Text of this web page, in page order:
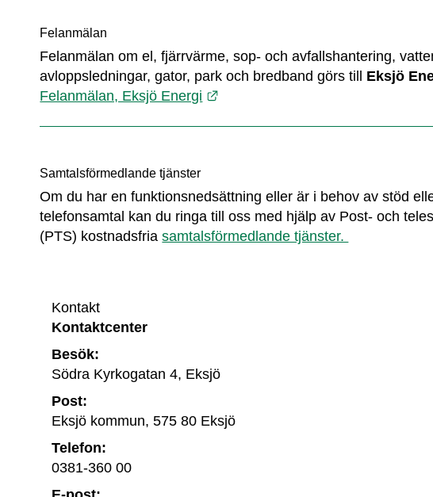
Felanmälan
Felanmälan om el, fjärrvärme, sop- och avfallshantering,
avloppsledningar, gator, park och bredband görs till Eksjö
Felanmälan, Eksjö Energi
Länk till annan webbplats.
Samtalsförmedlande tjänster
Om du har en funktionsnedsättning eller är i behov av stöd
telefonsamtal kan du ringa till oss med hjälp av Post- och
(PTS) kostnadsfria samtalsförmedlande tjänster.
Kontakt
Kontaktcenter
Besök:
Södra Kyrkogatan 4, Eksjö
Post:
Eksjö kommun, 575 80 Eksjö
Telefon:
0381-360 00